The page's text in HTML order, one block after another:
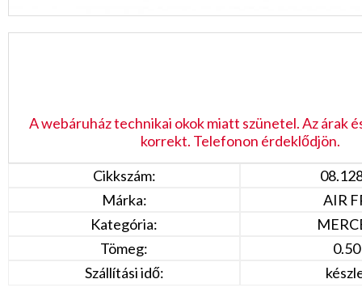
A webáruház technikai okok miatt szünetel. Az árak
korrekt. Telefonon érdeklődjön.
Cikkszám:
Márka:
AIR
Kategória:
Tömeg:
Szállítási idő: